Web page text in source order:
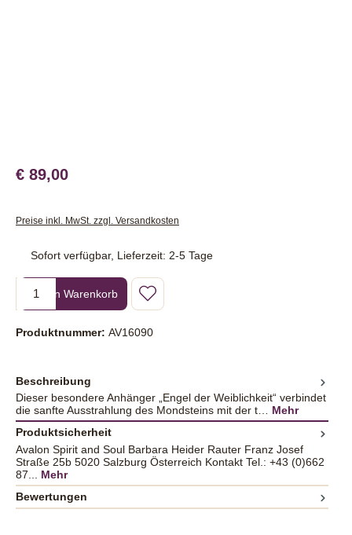
€ 89,00
Preise inkl. MwSt. zzgl. Versandkosten
Sofort verfügbar, Lieferzeit: 2-5 Tage
Produkt Anzahl: Gib den gewünschten Wert ein oder benutze die
In den Warenkorb
Produktnummer: AV16090
Beschreibung
Dieser besondere Anhänger „Engel der Weiblichkeit“ verbindet
die sanfte Ausstrahlung des Mondsteins mit der t… Mehr
Produktsicherheit
Avalon Spirit and Soul Barbara Heider Rauter Franz Josef
Straße 25b 5020 Salzburg Österreich Kontakt Tel.: +43 (0)662
87... Mehr
Bewertungen